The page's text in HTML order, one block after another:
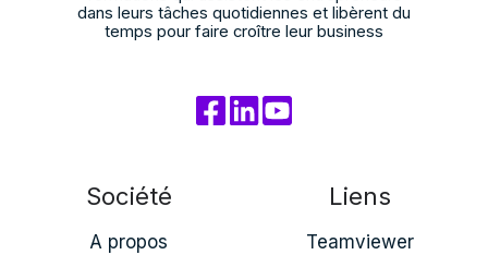
dans leurs tâches quotidiennes et libèrent du
temps pour faire croître leur business
Société
A propos
Liens
Teamviewer